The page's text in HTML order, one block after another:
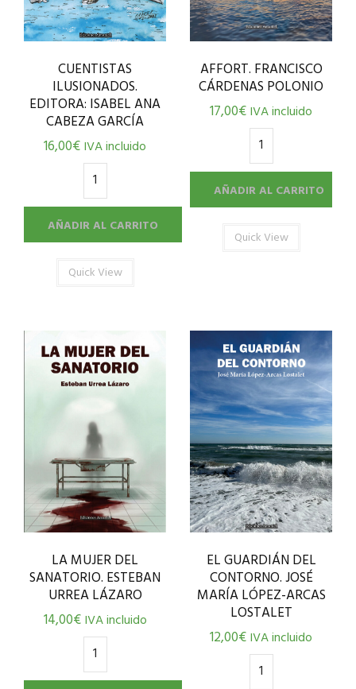
CUENTISTAS
ILUSIONADOS.
EDITORA: ISABEL ANA
CABEZA GARCÍA
16,00€IVA incluido
AÑADIR AL CARRITO
Quick View
AFFORT. FRANCISCO
CÁRDENAS POLONIO
17,00€IVA incluido
AÑADIR AL CARRITO
Quick View
LA MUJER DEL
SANATORIO. ESTEBAN
URREA LÁZARO
14,00€ IVA incluido
EL GUARDIÁN DEL
CONTORNO. JOSÉ
MARÍA LÓPEZ-ARCAS
LOSTALET
12,00€IVA incluido